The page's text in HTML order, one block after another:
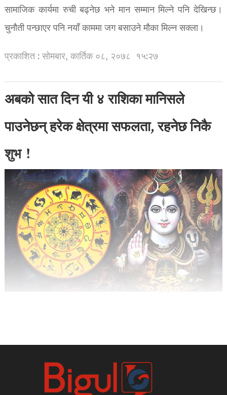
सामाजिक कार्यमा रुची बढ्नेछ भने मान सम्मान मिल्ने पनि देखिन्छ।
चुनौती पन्छाएर पनि नयाँ काममा जग बसाउने मौका मिल्न सक्ला।
प्रकाशित : सोमबार, कार्तिक ०८, २०७८ १५:२७
अबको सात दिन यी ४ राशिका मानिसले
पाउनेछन् हरेक क्षेत्रमा सफलता, रहनेछ निकै
शुभ !